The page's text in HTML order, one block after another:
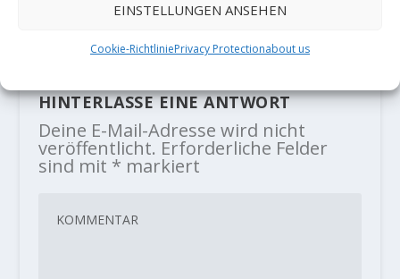
EINSTELLUNGEN ANSEHEN
Cookie-RichtliniePrivacy Protectionabout us
28. August 2019
HINTERLASSE EINE ANTWORT
Deine E-Mail-Adresse wird nicht
veröffentlicht. Erforderliche Felder
sind mit * markiert